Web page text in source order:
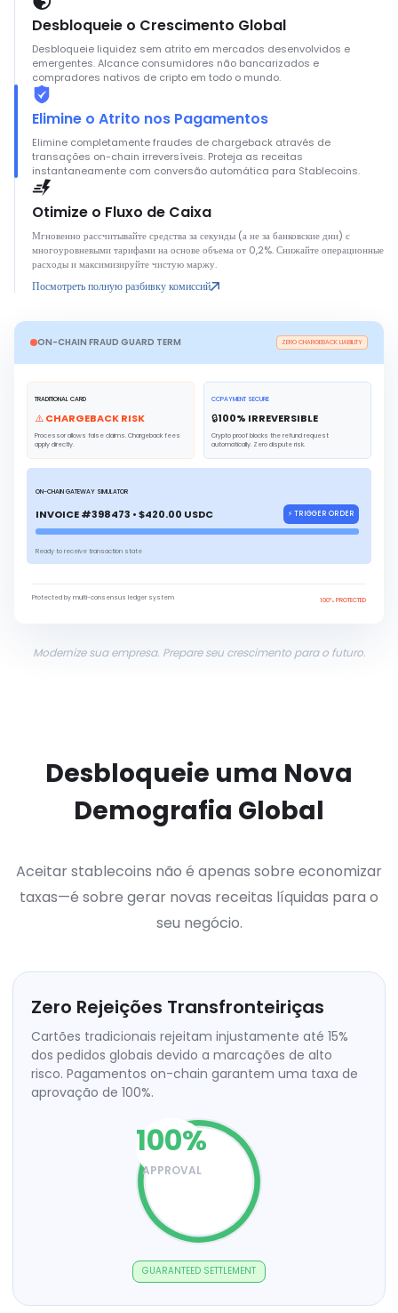
Desbloqueie o Crescimento Global
Desbloqueie liquidez sem atrito em mercados desenvolvidos e
emergentes. Alcance consumidores não bancarizados e
compradores nativos de cripto em todo o mundo.
Elimine o Atrito nos Pagamentos
Elimine completamente fraudes de chargeback através de
transações on-chain irreversíveis. Proteja as receitas
instantaneamente com conversão automática para Stablecoins.
Otimize o Fluxo de Caixa
Мгновенно рассчитывайте средства за секунды (а не за банковские дни) с
многоуровневыми тарифами на основе объема от 0,2%. Снижайте операционные
расходы и максимизируйте чистую маржу.
Посмотреть полную разбивку комиссий
ON-CHAIN FRAUD GUARD TERM ZERO CHARGEBACK LIABILITY
TRADITIONAL CARD
⚠️ CHARGEBACK RISK
Processor allows false claims. Chargeback fees
apply directly.
CCPAYMENT SECURE
🔒100% IRREVERSIBLE
Crypto proof blocks the refund request
automatically. Zero dispute risk.
ON-CHAIN GATEWAY SIMULATOR
INVOICE #398473 • $420.00 USDC ⚡ TRIGGER ORDER
Ready to receive transaction state
Protected by multi-consensus ledger system 100% PROTECTED
Modernize sua empresa. Prepare seu crescimento para o futuro.
Desbloqueie uma Nova
Demografia Global
Aceitar stablecoins não é apenas sobre economizar
taxas—é sobre gerar novas receitas líquidas para o
seu negócio.
Zero Rejeições Transfronteiriças
Cartões tradicionais rejeitam injustamente até 15%
dos pedidos globais devido a marcações de alto
risco. Pagamentos on-chain garantem uma taxa de
aprovação de 100%.
100%
APPROVAL
GUARANTEED SETTLEMENT